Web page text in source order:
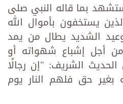
بما قاله النبي صلى
يستخفون بأموال الله
الشديد يطال من يمد
أجل إشباع شهواته أو
الشريف: "إن رجالًا
حق فلهم النار يوم